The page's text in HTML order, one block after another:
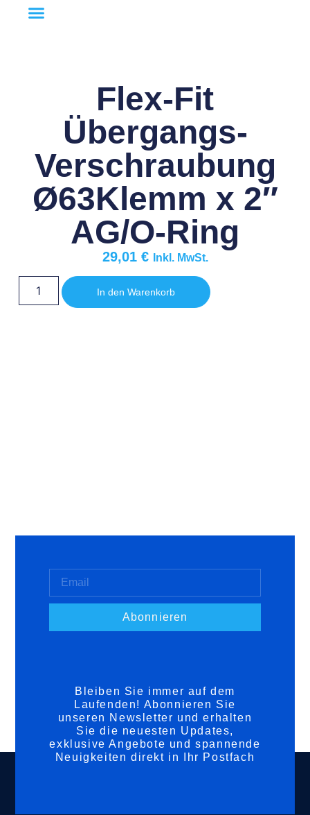
Flex-Fit
Übergangs-
Verschraubung
Ø63Klemm x 2″
AG/O-Ring
29,01 € Inkl. MwSt.
In den Warenkorb
Bleiben Sie immer auf dem
Laufenden! Abonnieren Sie
unseren Newsletter und erhalten
Sie die neuesten Updates,
exklusive Angebote und spannende
Neuigkeiten direkt in Ihr Postfach
Abonnieren